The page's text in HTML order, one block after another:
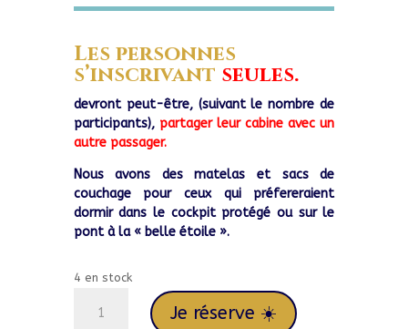
Les personnes
s’inscrivant seules.
devront peut-être, (suivant le nombre de
participants),partager leur cabine avec un
autre passager.
Nous avons des matelas et sacs de
couchage pour ceux qui préfereraient
dormir dans le cockpit protégé ou sur le
pont à la « belle étoile ».
4 en stock
Je réserve ☀️